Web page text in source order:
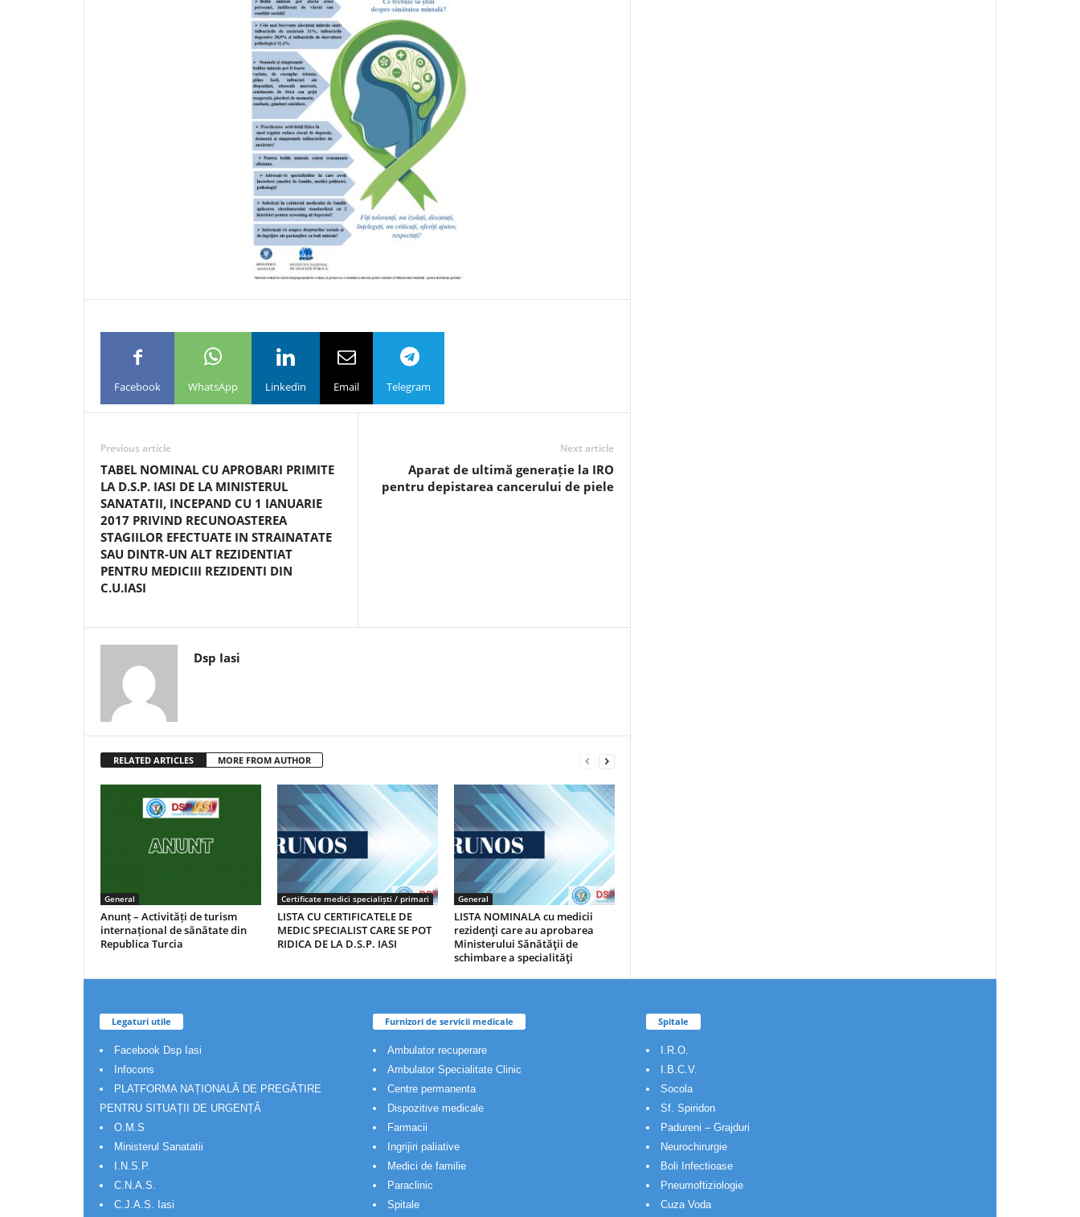
Facebook WhatsApp Linkedin Email Telegram
Previous article
TABEL NOMINAL CU APROBARI PRIMITE
LA D.S.P. IASI DE LA MINISTERUL
SANATATII, INCEPAND CU 1 IANUARIE
2017 PRIVIND RECUNOASTEREA
STAGIILOR EFECTUATE IN STRAINATATE
SAU DINTR-UN ALT REZIDENTIAT
PENTRU MEDICIII REZIDENTI DIN
C.U.IASI
Next article
Aparat de ultimă generație la IRO
pentru depistarea cancerului de piele
Dsp Iasi
RELATED ARTICLES MORE FROM AUTHOR
General
Anunț – Activități de turism
internațional de sănătate din
Republica Turcia
Certificate medici specialiști / primari
LISTA CU CERTIFICATELE DE
MEDIC SPECIALIST CARE SE POT
RIDICA DE LA D.S.P. IASI
General
LISTA NOMINALA cu medicii
rezidenţi care au aprobarea
Ministerului Sănătăţii de
schimbare a specialităţi
Legaturi utile
Facebook Dsp Iasi
Infocons
PLATFORMA NAȚIONALĂ DE PREGĂTIRE
PENTRU SITUAȚII DE URGENȚĂ
O.M.S
Ministerul Sanatatii
I.N.S.P.
C.N.A.S.
C.J.A.S. Iasi
Furnizori de servicii medicale
Ambulator recuperare
Ambulator Specialitate Clinic
Centre permanenta
Dispozitive medicale
Farmacii
Ingrijiri paliative
Medici de familie
Paraclinic
Spitale
Spitale
I.R.O.
I.B.C.V.
Socola
Sf. Spiridon
Padureni – Grajduri
Neurochirurgie
Boli Infectioase
Pneumoftiziologie
Cuza Voda